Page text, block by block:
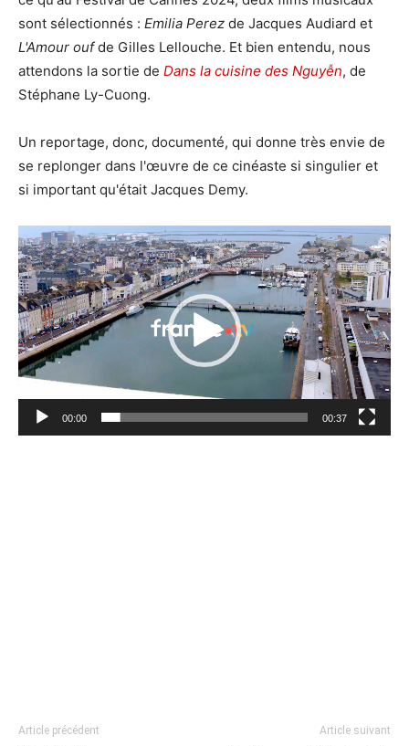
sont sélectionnés : Emilia Perez de Jacques Audiard et
L'Amour oufde Gilles Lellouche. Et bien entendu, nous
attendons la sortie de Dans la cuisine des Nguyễn, de
Stéphane Ly-Cuong.
Un reportage, donc, documenté, qui donne très envie de
se replonger dans l'œuvre de ce cinéaste si singulier et
si important qu'était Jacques Demy.
Lecteur
vidéo
00:00 00:37
Article précédent Article suivant